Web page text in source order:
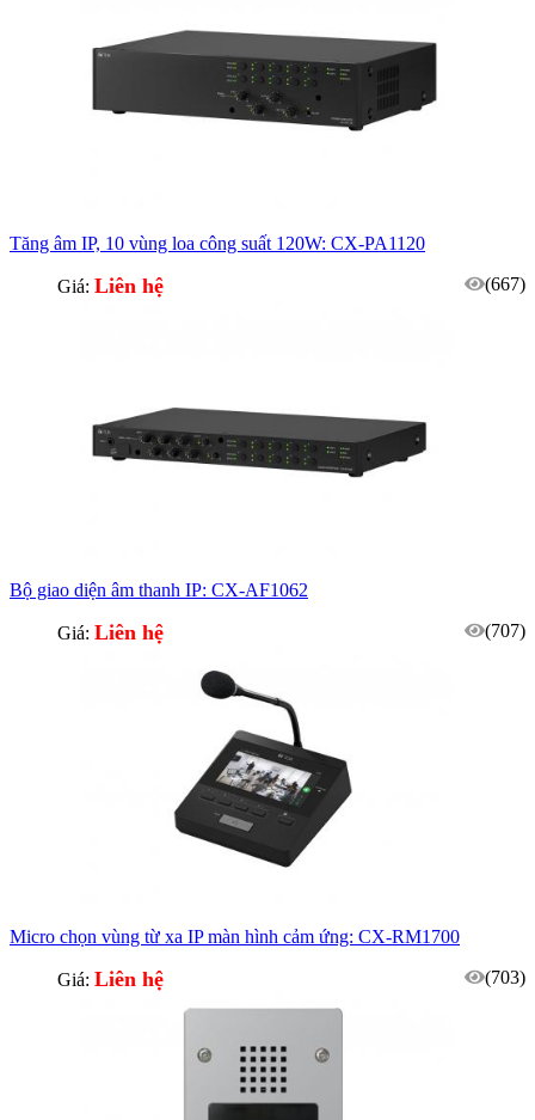
Tăng âm IP, 10 vùng loa công suất 120W: CX-PA1120
Giá: Liên hệ (667)
Bộ giao diện âm thanh IP: CX-AF1062
Giá: Liên hệ (707)
Micro chọn vùng từ xa IP màn hình cảm ứng: CX-RM1700
Giá: Liên hệ (703)